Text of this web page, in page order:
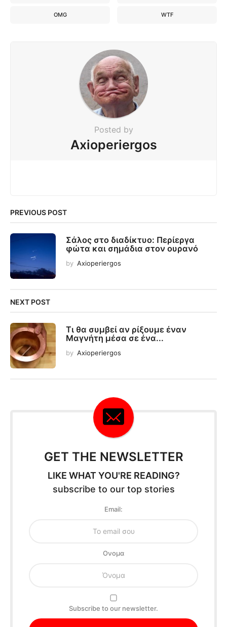
OMG WTF
Posted by
Axioperiergos
PREVIOUS POST
Σάλος στο διαδίκτυο: Περίεργα
φώτα και σημάδια στον ουρανό
by Axioperiergos
NEXT POST
Τι θα συμβεί αν ρίξουμε έναν
Μαγνήτη μέσα σε ένα...
by Axioperiergos
GET THE NEWSLETTER
LIKE WHAT YOU'RE READING?
subscribe to our top stories
Email:
Oνομα
Subscribe to our newsletter.